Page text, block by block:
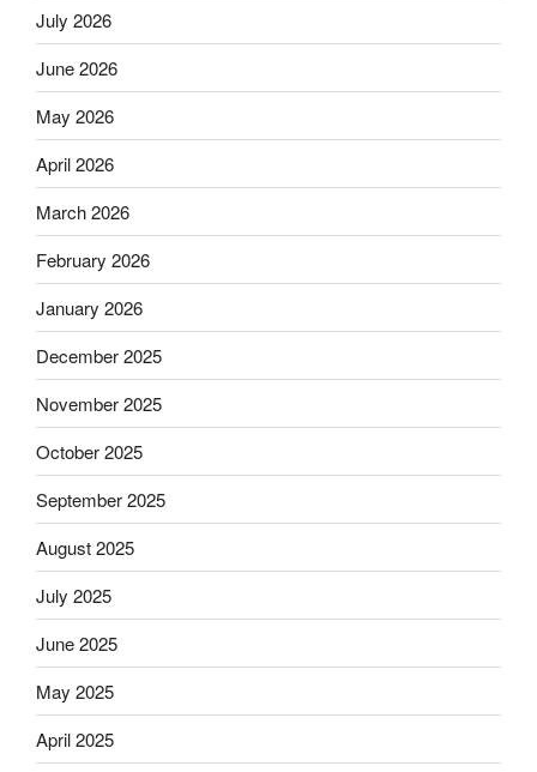
July 2026
June 2026
May 2026
April 2026
March 2026
February 2026
January 2026
December 2025
November 2025
October 2025
September 2025
August 2025
July 2025
June 2025
May 2025
April 2025